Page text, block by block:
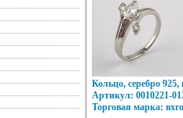
побережий Бали,
Милана – все это
шедеврах Zen Zone
украшений, как
Украшения Zen
избранных –
свой неповторимый
этом заряд
успехе.
Кольцо, серебро
Артикул: 0010221-
Торговая марка: